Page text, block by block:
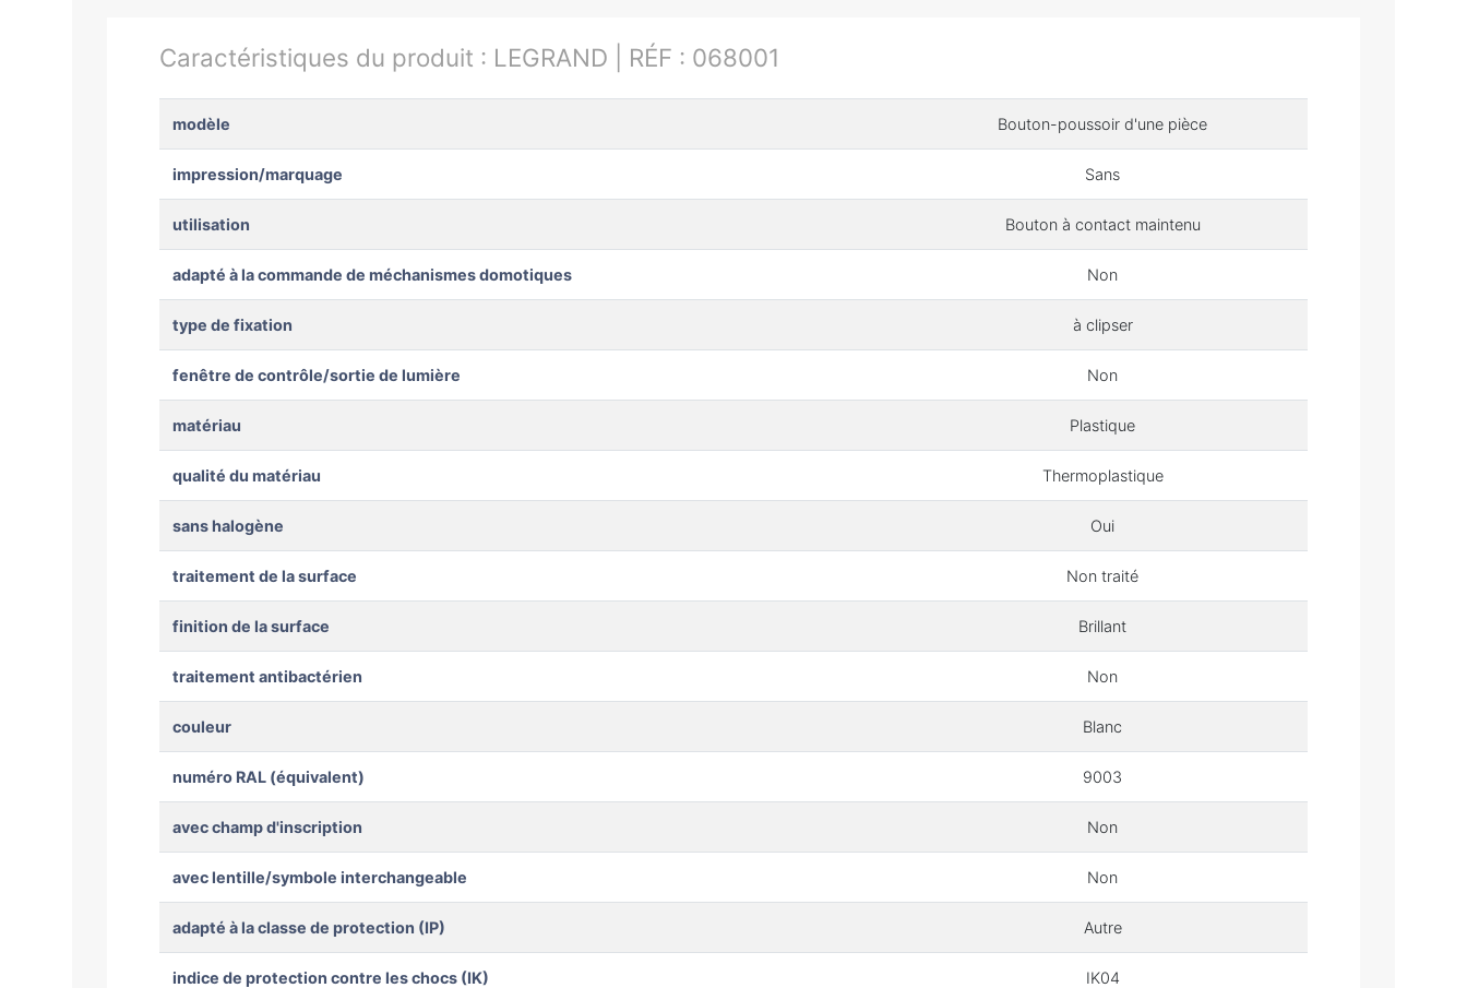
Caractéristiques du produit : LEGRAND | RÉF : 068001
modèle Bouton-poussoir d'une pièce
impression/marquage Sans
utilisation Bouton à contact maintenu
adapté à la commande de méchanismes domotiques Non
type de fixation à clipser
fenêtre de contrôle/sortie de lumière Non
matériau Plastique
qualité du matériau Thermoplastique
sans halogène Oui
traitement de la surface Non traité
finition de la surface Brillant
traitement antibactérien Non
couleur Blanc
numéro RAL (équivalent) 9003
avec champ d'inscription Non
avec lentille/symbole interchangeable Non
adapté à la classe de protection (IP) Autre
indice de protection contre les chocs (IK) IK04